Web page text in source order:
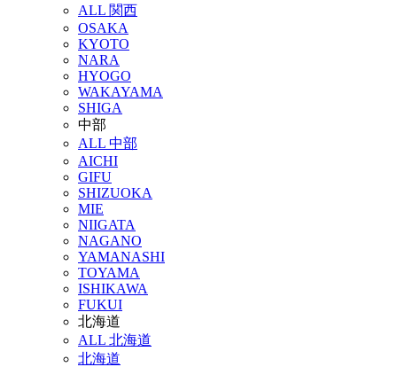
ALL 関西
OSAKA
KYOTO
NARA
HYOGO
WAKAYAMA
SHIGA
中部
ALL 中部
AICHI
GIFU
SHIZUOKA
MIE
NIIGATA
NAGANO
YAMANASHI
TOYAMA
ISHIKAWA
FUKUI
北海道
ALL 北海道
北海道